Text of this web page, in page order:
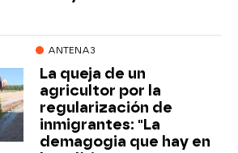
ANTENA3
La queja de un
agricultor por la
regularización de
inmigrantes: "La
demagogia que hay en